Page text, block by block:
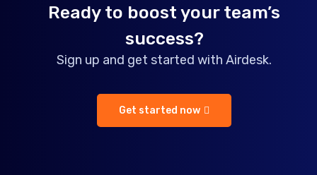
Ready to boost your team’s
success?
Sign up and get started with Airdesk.
Get started now